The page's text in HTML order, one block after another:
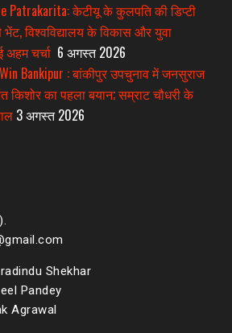
Patrakarita: केटीयू के कुलपति की डिप्टी
विश्वविद्यालय के विकास और युवा
चर्चा 6 अगस्त 2026
Bankipur : बांकीपुर उपचुनाव में जनसुराज
किशोर का पहला बयान; सम्राट चौधरी के
3 अगस्त 2026
Shekhar
Pandey
Agrawal